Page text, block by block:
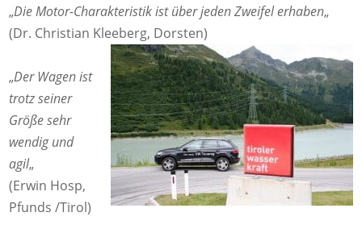
„Die Motor-Charakteristik ist über jeden Zweifel erhaben„
(Dr. Christian Kleeberg, Dorsten)
„Der Wagen ist
trotz seiner
Größe sehr
wendig und
agil„
(Erwin Hosp,
Pfunds /Tirol)